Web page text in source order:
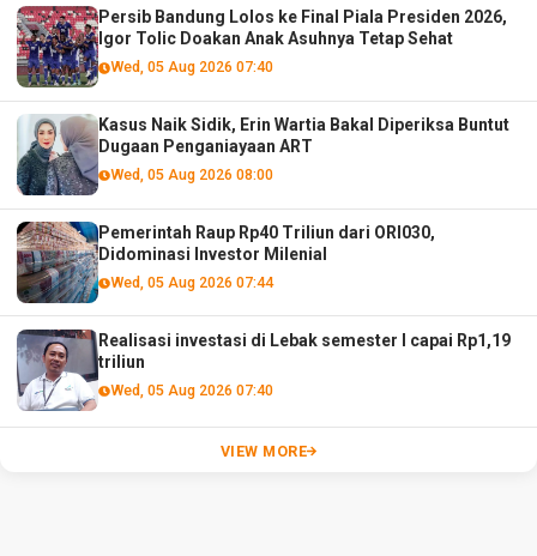
Persib Bandung Lolos ke Final Piala Presiden 2026,
Igor Tolic Doakan Anak Asuhnya Tetap Sehat
Wed, 05 Aug 2026 07:40
Kasus Naik Sidik, Erin Wartia Bakal Diperiksa Buntut
Dugaan Penganiayaan ART
Wed, 05 Aug 2026 08:00
Pemerintah Raup Rp40 Triliun dari ORI030,
Didominasi Investor Milenial
Wed, 05 Aug 2026 07:44
Realisasi investasi di Lebak semester I capai Rp1,19
triliun
Wed, 05 Aug 2026 07:40
VIEW MORE